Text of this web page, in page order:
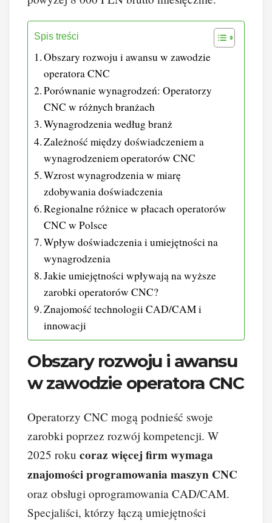
Spis treści
Obszary rozwoju i awansu w zawodzie
operatora CNC
Porównanie wynagrodzeń: Operatorzy
CNC w różnych branżach
Wynagrodzenia według branż
Zależność między doświadczeniem a
wynagrodzeniem operatorów CNC
Wzrost wynagrodzenia w miarę
zdobywania doświadczenia
Regionalne różnice w płacach operatorów
CNC w Polsce
Wpływ doświadczenia i umiejętności na
wynagrodzenia
Jakie umiejętności wpływają na wyższe
zarobki operatorów CNC?
Znajomość technologii CAD/CAM i
innowacji
Obszary rozwoju i awansu
w zawodzie operatora CNC
Operatorzy CNC mogą podnieść swoje
zarobki poprzez rozwój kompetencji. W
2025 roku coraz więcej firm wymaga
znajomości programowania maszyn CNC
oraz obsługi oprogramowania CAD/CAM.
Specjaliści, którzy łączą umiejętności